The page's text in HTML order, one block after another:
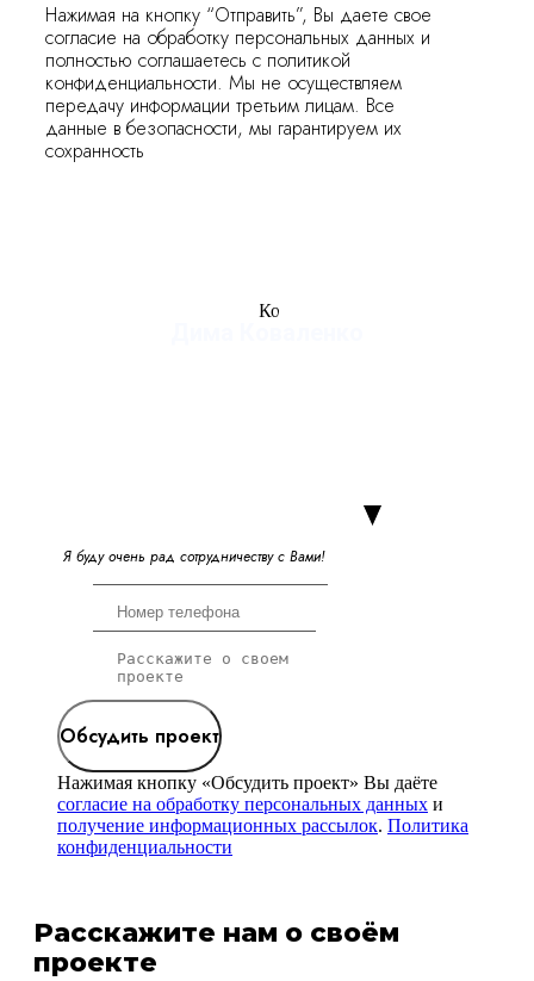
Нажимая на кнопку “Отправить”, Вы даете свое
согласие на обработку персональных данных и
полностью соглашаетесь с политикой
конфиденциальности. Мы не осуществляем
передачу информации третьим лицам. Все
данные в безопасности, мы гарантируем их
сохранность
Я буду очень рад сотрудничеству с Вами!
Обсудить проект
Нажимая кнопку «Обсудить проект» Вы даёте
согласие на обработку персональных данных и
получение информационных рассылок. Политика
конфиденциальности
Расскажите нам о своём
проекте